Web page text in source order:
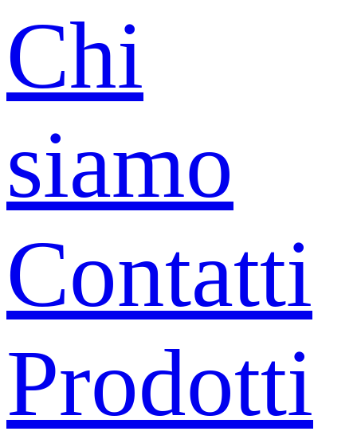
Chi
siamo
Contatti
Prodotti